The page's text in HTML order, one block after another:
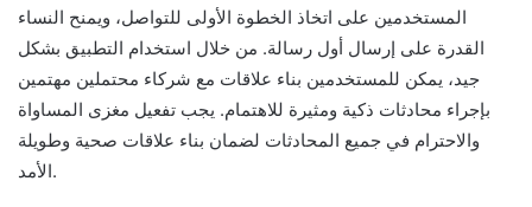
المستخدمين على اتخاذ الخطوة الأولى للتواصل، ويمنح النساء
القدرة على إرسال أول رسالة. من خلال استخدام التطبيق بشكل
جيد، يمكن للمستخدمين بناء علاقات مع شركاء محتملين مهتمين
بإجراء محادثات ذكية ومثيرة للاهتمام. يجب تفعيل مغزى المساواة
والاحترام في جميع المحادثات لضمان بناء علاقات صحية وطويلة
الأمد.